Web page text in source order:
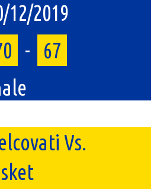
12/2019
-
67
Vs.